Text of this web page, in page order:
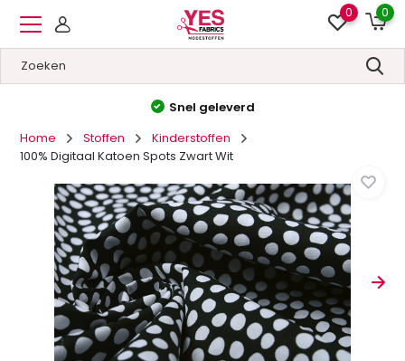
0 0
Hoge kwaliteit&Lage prijzen
Home
Stoffen
Kinderstoffen
100% Digitaal Katoen Spots Zwart Wit